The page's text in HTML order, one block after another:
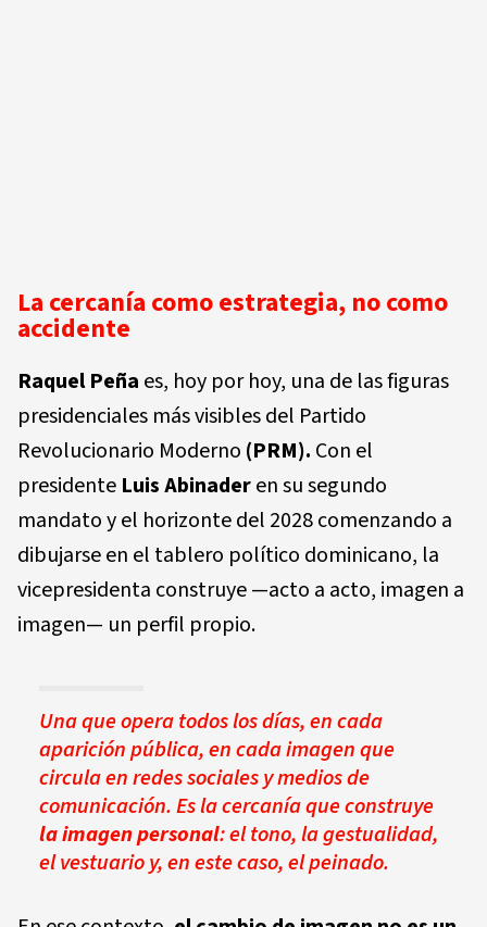
La cercanía como estrategia, no como
accidente
Raquel Peña es, hoy por hoy, una de las figuras
presidenciales más visibles del Partido
Revolucionario Moderno (PRM). Con el
presidente Luis Abinaderen su segundo
mandato y el horizonte del 2028 comenzando a
dibujarse en el tablero político dominicano, la
vicepresidenta construye —acto a acto, imagen a
imagen— un perfil propio.
Una que opera todos los días, en cada
aparición pública, en cada imagen que
circula en redes sociales y medios de
comunicación. Es la cercanía que construye
la imagen personal: el tono, la gestualidad,
el vestuario y, en este caso, el peinado.